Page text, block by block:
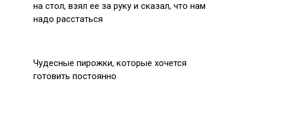
на стол, взял ее за руку и сказал, что нам
надо расстаться
Чудесные пирожки, которые хочется
готовить постоянно